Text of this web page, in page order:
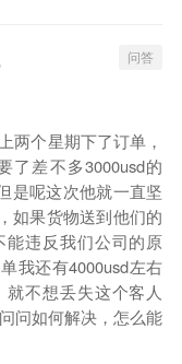
问答
两个星期下了订单，
了差不多3000usd的
是呢这次他就一直坚
如果货物送到他们的
违反我们公司的原
我还有4000usd左右
不想丢失这个客人
问如何解决，怎么能